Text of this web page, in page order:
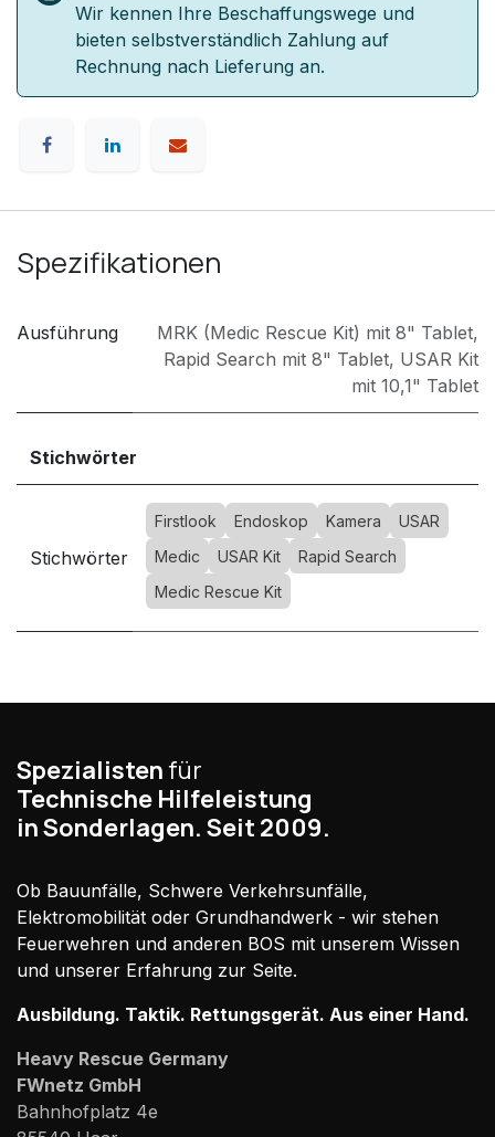
Wir kennen Ihre Beschaffungswege und
bieten selbstverständlich Zahlung auf
Rechnung nach Lieferung an.
Spezifikationen
Ausführung MRK (Medic Rescue Kit) mit 8" Tablet,
Rapid Search mit 8" Tablet, USAR Kit
mit 10,1" Tablet
Stichwörter
Stichwörter
Firstlook Endoskop Kamera
USAR
Medic
USAR Kit
Rapid Search
Medic Rescue Kit
Spezialisten für
Technische Hilfeleistung
in Sonderlagen. Seit 2009.
Ob Bauunfälle, Schwere Verkehrsunfälle,
Elektromobilität oder Grundhandwerk - wir stehen
Feuerwehren und anderen BOS mit unserem Wissen
und unserer Erfahrung zur Seite.
Ausbildung. Taktik. Rettungsgerät. Aus einer Hand.
Heavy Rescue Germany
FWnetz GmbH
Bahnhofplatz 4e